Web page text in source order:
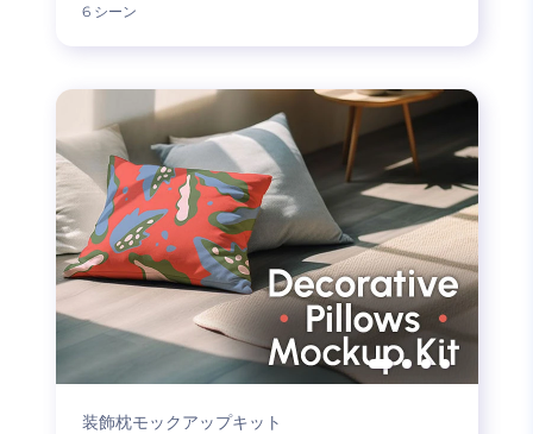
6 シーン
装飾枕モックアップキット